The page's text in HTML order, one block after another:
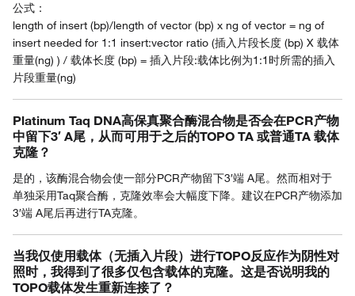
公式：
length of insert (bp)/length of vector (bp) x ng of vector = ng of
insert needed for 1:1 insert:vector ratio (插入片段长度 (bp) X 载体
重量(ng) ) / 载体长度 (bp) = 插入片段:载体比例为1:1时所需的插入
片段重量(ng)
Platinum Taq DNA高保真聚合酶混合物是否会在PCR产物
中留下3′ A尾，从而可用于之后的TOPO TA 或普通TA 载体
克隆？
是的，该酶混合物会使一部分PCR产物留下3′端 A尾。然而相对于
单独采用Taq聚合酶，克隆效率会大幅度下降。建议在PCR产物添加
3′端 A尾后再进行TA克隆。
当我仅使用载体（无插入片段）进行TOPO反应作为阴性对
照时，我得到了很多仅包含载体的克隆。这是否说明我的
TOPO载体发生重新连接了？